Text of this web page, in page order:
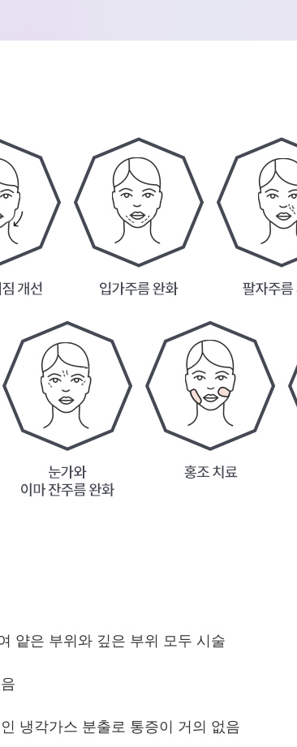
얕은 부위와 깊은 부위 모두 시술
냉각가스 분출로 통증이 거의 없음